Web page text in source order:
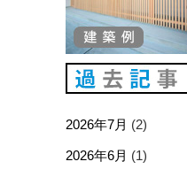
2026年7月 (2)
2026年6月 (1)